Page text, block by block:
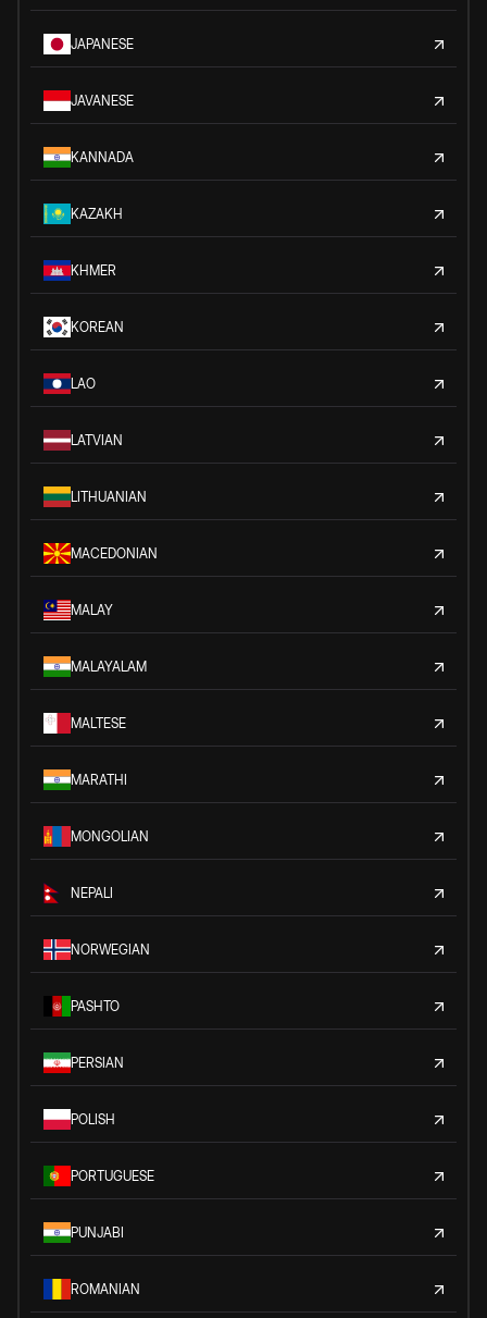
JAPANESE
JAVANESE
KANNADA
KAZAKH
KHMER
KOREAN
LAO
LATVIAN
LITHUANIAN
MACEDONIAN
MALAY
MALAYALAM
MALTESE
MARATHI
MONGOLIAN
NEPALI
NORWEGIAN
PASHTO
PERSIAN
POLISH
PORTUGUESE
PUNJABI
ROMANIAN